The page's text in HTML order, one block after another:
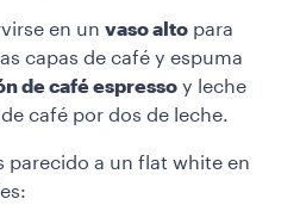
en un vaso alto para
capas de café y espuma
de café espresso y leche
café por dos de leche.
parecido a un flat white en